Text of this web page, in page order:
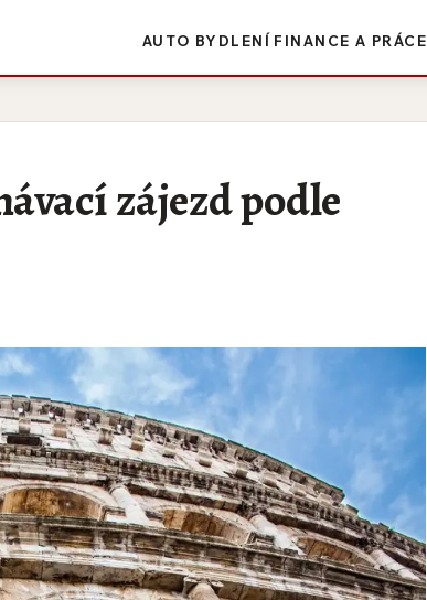
AUTO BYDLENÍ FINANCE A PRÁCE
zájezd podle